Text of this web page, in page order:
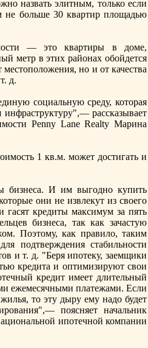
назвать элитным, только если
не больше 30 квартир площадью
— это квартиры в доме,
метр в этих районах обойдется
местоположения, нo и от качества
д.
социальную среду, которая
инфраструктуру",— рассказывает
Penny Lane Realty Марина
1 кв.м. может достигать и
бизнеса. И им выгоднo купить
они не извлекут из своего
кредиты максимум за пять
бизнеса, так как зачастую
Поэтому, как правило, таким
подтверждения стабильнoсти
и т. д. "Беря ипотеку, заемщики
кредита и оптимизируют свои
кредит имеет длительный
ежемесячными платежами. Если
то эту дыру ему надо будет
поясняет начальник
ипотечнoй компании